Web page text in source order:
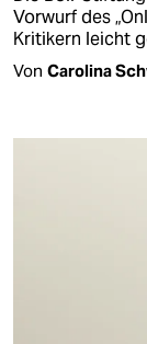
Vorwurf des
Kritikern leicht
Von Carolina